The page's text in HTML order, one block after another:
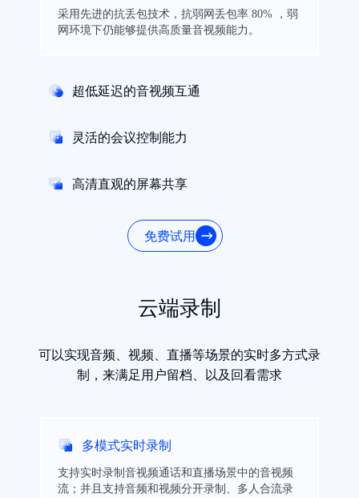
采用先进的抗丢包技术，抗弱网丢包率 80% ，弱
网环境下仍能够提供高质量音视频能力。
超低延迟的音视频互通
灵活的会议控制能力
高清直观的屏幕共享
免费试用
云端录制
可以实现音频、视频、直播等场景的实时多方式录
制，来满足用户留档、以及回看需求
多模式实时录制
支持实时录制音视频通话和直播场景中的音视频
流；并且支持音频和视频分开录制、多人合流录